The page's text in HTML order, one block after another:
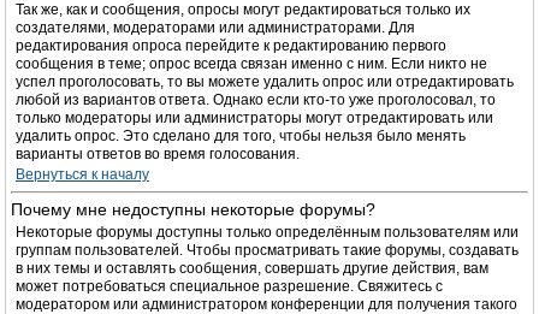
Так же, как и сообщения, опросы могут редактироваться только их
создателями, модераторами или администраторами. Для
редактирования опроса перейдите к редактированию первого
сообщения в теме; опрос всегда связан именно с ним. Если никто не
успел проголосовать, то вы можете удалить опрос или отредактировать
любой из вариантов ответа. Однако если кто-то уже проголосовал, то
только модераторы или администраторы могут отредактировать или
удалить опрос. Это сделано для того, чтобы нельзя было менять
варианты ответов во время голосования.
Вернуться к началу
Почему мне недоступны некоторые форумы?
Некоторые форумы доступны только определённым пользователям или
группам пользователей. Чтобы просматривать такие форумы, создавать
в них темы и оставлять сообщения, совершать другие действия, вам
может потребоваться специальное разрешение. Свяжитесь с
модератором или администратором конференции для получения такого